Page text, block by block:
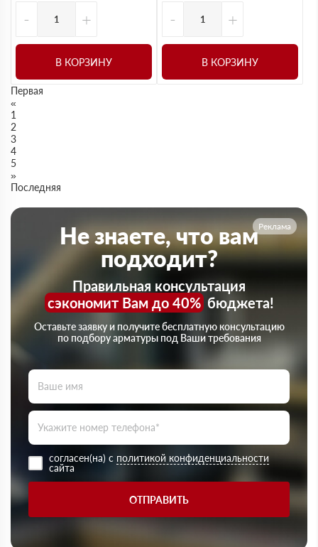
- +
В КОРЗИНУ
- +
В КОРЗИНУ
Первая
«
1
2
3
4
5
»
Последняя
Реклама
Не знаете, что вам
подходит?
Правильная консультация
сэкономит Вам до 40%бюджета!
Оставьте заявку и получите бесплатную консультацию
по подбору арматуры под Ваши требования
согласен(на) с политикой конфиденциальности
сайта
ОТПРАВИТЬ